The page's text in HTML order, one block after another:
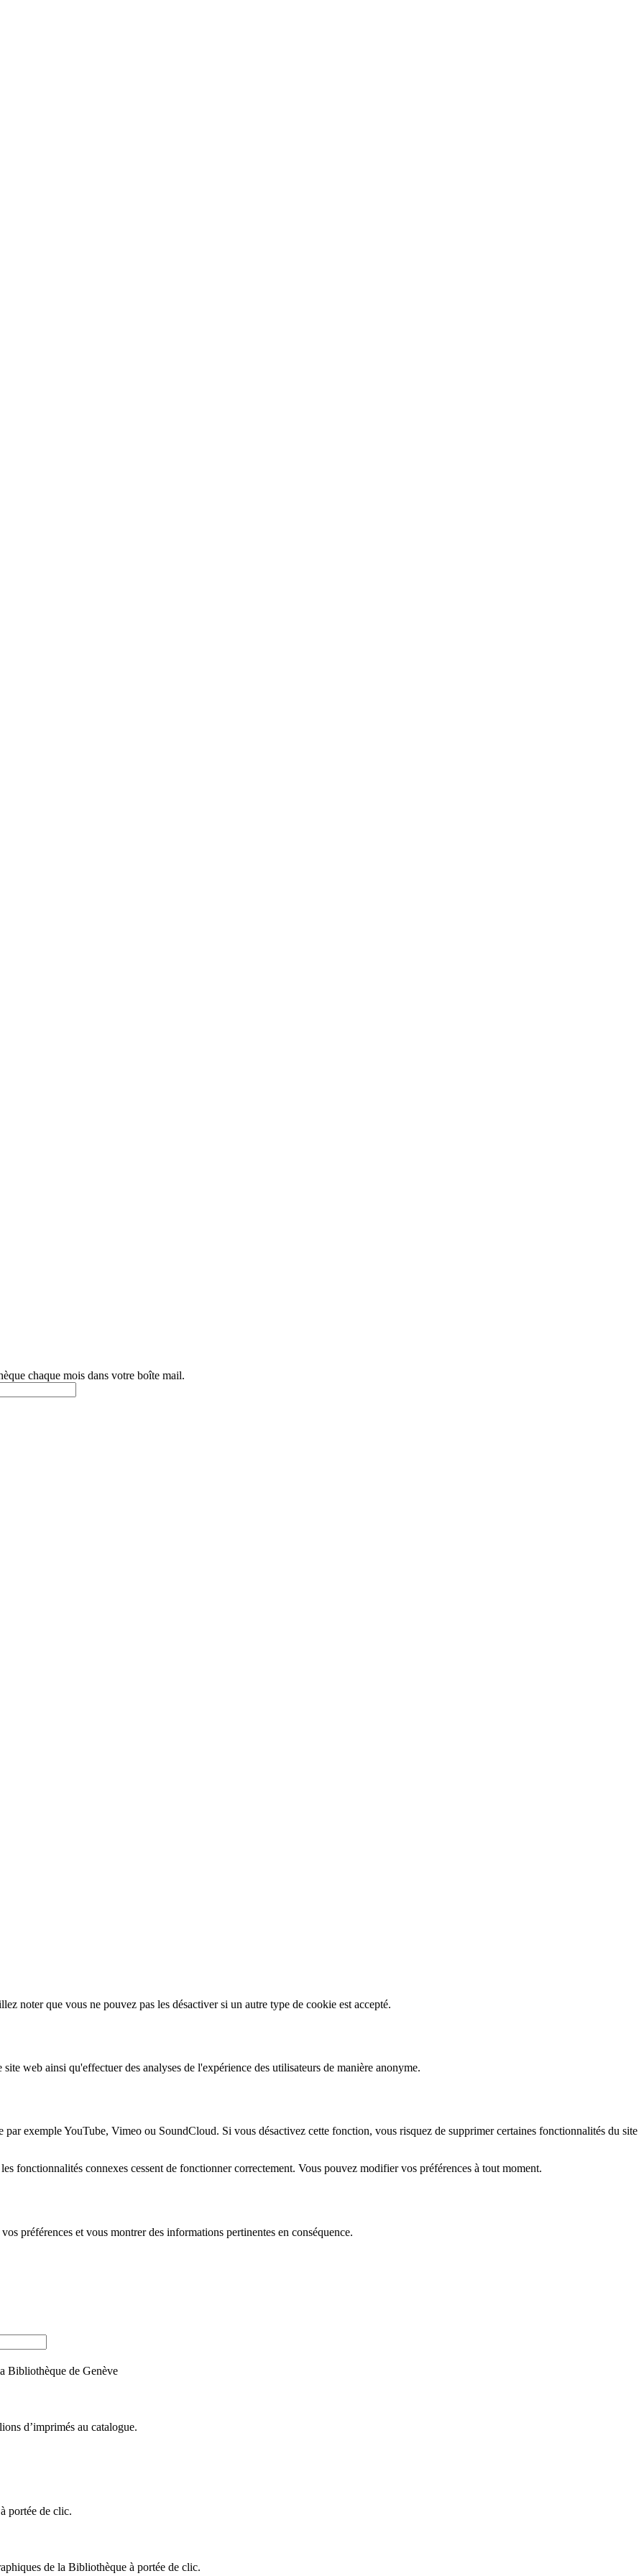
chaque mois dans votre boîte mail.
noter que vous ne pouvez pas les désactiver si un autre type de cookie est accepté.
web ainsi qu'effectuer des analyses de l'expérience des utilisateurs de manière anonyme.
exemple YouTube, Vimeo ou SoundCloud. Si vous désactivez cette fonction, vous risquez de supprimer certaines fonctionnalités du site
fonctionnalités connexes cessent de fonctionner correctement. Vous pouvez modifier vos préférences à tout moment.
préférences et vous montrer des informations pertinentes en conséquence.
Bibliothèque de Genève
d’imprimés au catalogue.
portée de clic.
de la Bibliothèque à portée de clic.